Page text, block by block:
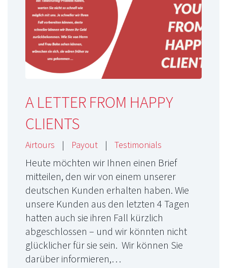
A LETTER FROM HAPPY
CLIENTS
Airtours | Payout | Testimonials
Heute möchten wir Ihnen einen Brief
mitteilen, den wir von einem unserer
deutschen Kunden erhalten haben. Wie
unsere Kunden aus den letzten 4 Tagen
hatten auch sie ihren Fall kürzlich
abgeschlossen – und wir könnten nicht
glücklicher für sie sein. Wir können Sie
darüber informieren,…